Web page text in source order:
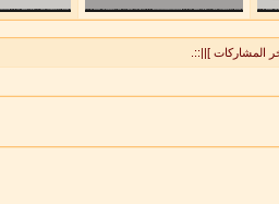
المشاركات ]||::.